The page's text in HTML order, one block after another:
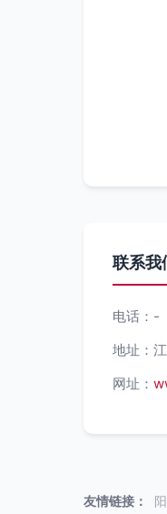
联系我
电话：-
地址：
网址：
友情链接：